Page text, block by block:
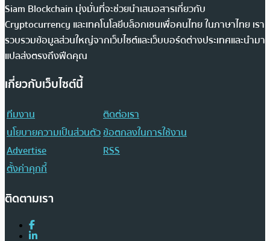
Siam Blockchain มุ่งมั่นที่จะช่วยนำเสนอสารเกี่ยวกับ
Cryptocurrency และเทคโนโลยีบล็อกเชนเพื่อคนไทย ในภาษาไทย เรา
รวบรวมข้อมูลส่วนใหญ่จากเว็บไซต์และเว็บบอร์ดต่างประเทศและนำมา
แปลส่งตรงถึงฟีดคุณ
เกี่ยวกับเว็บไซต์นี้
ทีมงาน
ติดต่อเรา
นโยบายความเป็นส่วนตัวข้อตกลงในการใช้งาน
Advertise
RSS
ตั้งค่าคุกกี้
ติดตามเรา